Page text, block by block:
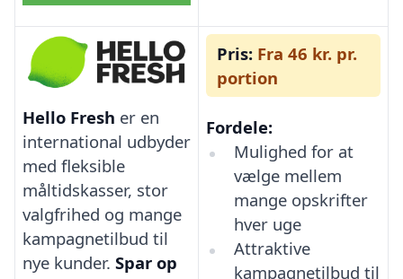
Hello Fresh er en
international udbyder
med fleksible
måltidskasser, stor
valgfrihed og mange
kampagnetilbud til
nye kunder. Spar op
Pris: Fra 46 kr. pr.
portion
Fordele:
Mulighed for at
vælge mellem
mange opskrifter
hver uge
Attraktive
kampagnetilbud til